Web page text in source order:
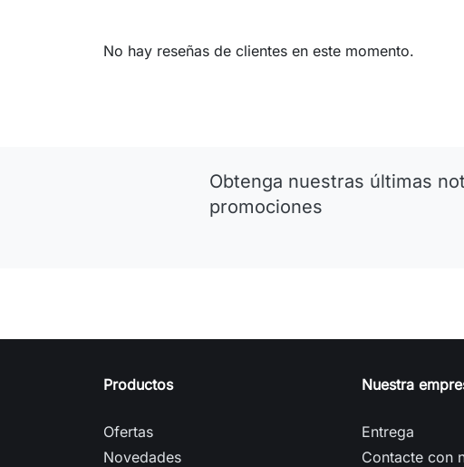
No hay reseñas de clientes en este momento.
Obtenga nuestras últimas
promociones
Productos
Ofertas
Novedades
Nuestra
Entrega
Contacte con